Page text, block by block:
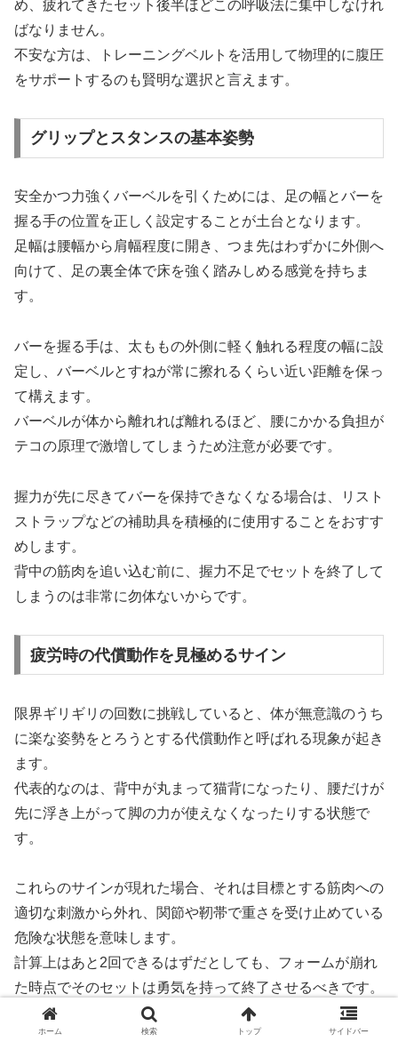
め、疲れてきたセット後半ほどこの呼吸法に集中しなけれ
ばなりません。
不安な方は、トレーニングベルトを活用して物理的に腹圧
をサポートするのも賢明な選択と言えます。
グリップとスタンスの基本姿勢
安全かつ力強くバーベルを引くためには、足の幅とバーを
握る手の位置を正しく設定することが土台となります。
足幅は腰幅から肩幅程度に開き、つま先はわずかに外側へ
向けて、足の裏全体で床を強く踏みしめる感覚を持ちま
す。
バーを握る手は、太ももの外側に軽く触れる程度の幅に設
定し、バーベルとすねが常に擦れるくらい近い距離を保っ
て構えます。
バーベルが体から離れれば離れるほど、腰にかかる負担が
テコの原理で激増してしまうため注意が必要です。
握力が先に尽きてバーを保持できなくなる場合は、リスト
ストラップなどの補助具を積極的に使用することをおすす
めします。
背中の筋肉を追い込む前に、握力不足でセットを終了して
しまうのは非常に勿体ないからです。
疲労時の代償動作を見極めるサイン
限界ギリギリの回数に挑戦していると、体が無意識のうち
に楽な姿勢をとろうとする代償動作と呼ばれる現象が起き
ます。
代表的なのは、背中が丸まって猫背になったり、腰だけが
先に浮き上がって脚の力が使えなくなったりする状態で
す。
これらのサインが現れた場合、それは目標とする筋肉への
適切な刺激から外れ、関節や靭帯で重さを受け止めている
危険な状態を意味します。
計算上はあと2回できるはずだとしても、フォームが崩れ
た時点でそのセットは勇気を持って終了させるべきです。
正しいフォームを維持したまま持ち上げられた回数だけ
ホーム 検索 トップ サイドバー